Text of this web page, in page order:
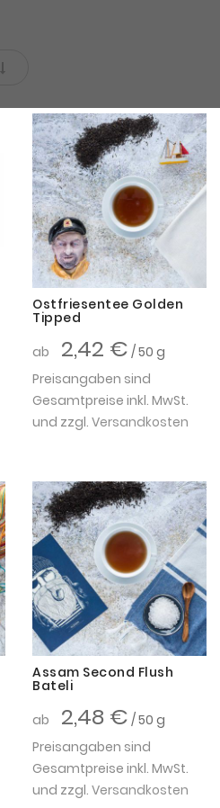
In absteigender Reihenfolge
Ostfriesentee Golden
Tipped
ab
2,42 € / 50 g
Preisangaben sind
Gesamtpreise inkl. MwSt.
und zzgl. Versandkosten
Assam Second Flush
Bateli
ab
2,48 € / 50 g
Preisangaben sind
Gesamtpreise inkl. MwSt.
und zzgl. Versandkosten